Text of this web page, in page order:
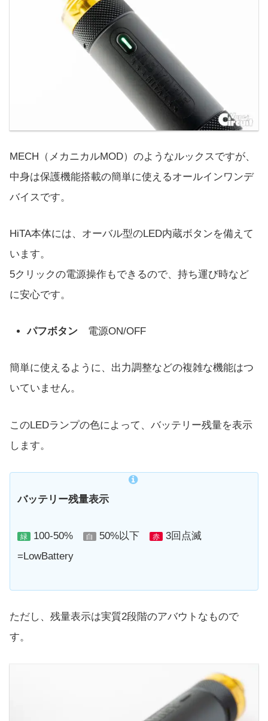
MECH（メカニカルMOD）のようなルックスですが、
中身は保護機能搭載の簡単に使えるオールインワンデ
バイスです。
HiTA本体には、オーバル型のLED内蔵ボタンを備えて
います。
5クリックの電源操作もできるので、持ち運び時など
に安心です。
パフボタン 電源ON/OFF
簡単に使えるように、出力調整などの複雑な機能はつ
いていません。
このLEDランプの色によって、バッテリー残量を表示
します。
バッテリー残量表示
緑 100-50% 白 50%以下 赤
3回点滅
=LowBattery
ただし、残量表示は実質2段階のアバウトなもので
す。